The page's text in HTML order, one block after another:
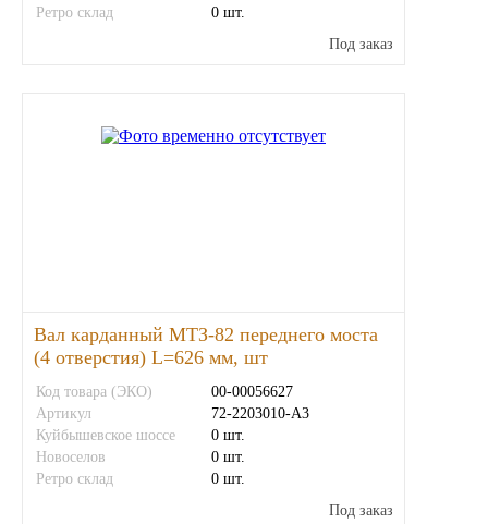
ГАЗ
ПАЗ, КАВЗ
Иномарки
КРАЗ
Ретро склад
0 шт.
Под заказ
Вал карданный МТЗ-82 переднего моста
(4 отверстия) L=626 мм, шт
Код товара (ЭКО)
00-00056627
Артикул
72-2203010-А3
Куйбышевское шоссе
0 шт.
Новоселов
0 шт.
Ретро склад
0 шт.
Под заказ